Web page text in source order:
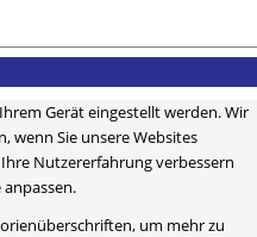
Gerät eingestellt werden. Wir
wenn Sie unsere Websites
Nutzererfahrung verbessern
um mehr zu